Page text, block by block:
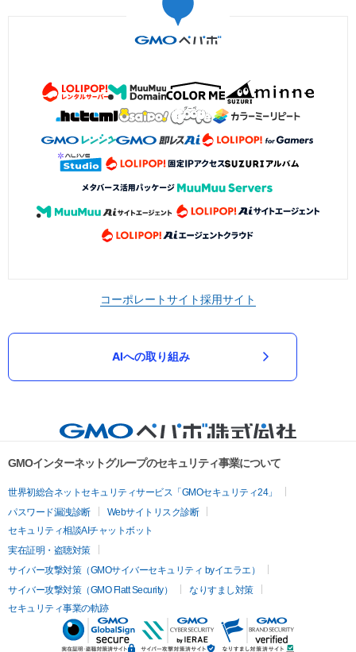
コーポレートサイト採用サイト
AIへの取り組み
GMOインターネットグループのセキュリティ事業について
世界初総合ネットセキュリティサービス「GMOセキュリティ24」
パスワード漏洩診断
Webサイトリスク診断
セキュリティ相談AIチャットボット
実在証明・盗聴対策
サイバー攻撃対策（GMOサイバーセキュリティ byイエラエ）
サイバー攻撃対策（GMO Flatt Security）
なりすまし対策
セキュリティ事業の軌跡